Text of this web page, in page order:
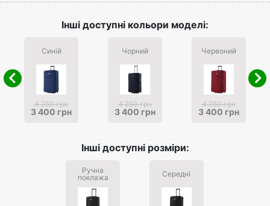
Інші доступні кольори моделі:
Синій
4 250 грн
3 400 грн
Чорний
4 250 грн
3 400 грн
Червоний
4 250 грн
3 400 грн
Інші доступні розміри:
Ручна
поклажа
Середні